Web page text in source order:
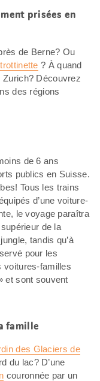
prisées en
de Berne? Ou
? À quand
Découvrez
des régions
de 6 ans
publics en Suisse.
Tous les trains
d’une voiture-
le voyage paraîtra
de la
tandis qu’à
pour les
voitures-familles
et sont souvent
famille
des Glaciers de
du lac? D’une
couronnée par un